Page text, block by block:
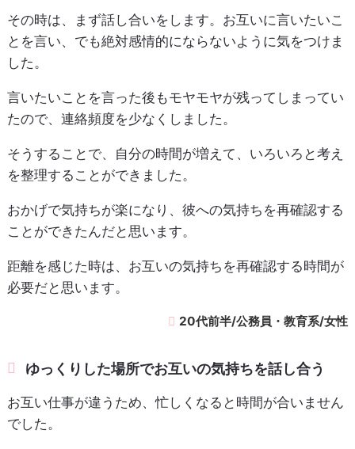
その時は、まず話し合いをします。お互いに言いたいこ
とを言い、でも絶対感情的にならないように気をつけま
した。
言いたいことを言った後もモヤモヤが残ってしまってい
たので、連絡頻度を少なくしました。
そうすることで、自分の時間が増えて、いろいろと考え
を整理することができました。
おかげで気持ちが楽になり、彼への気持ちを再確認する
ことができたんだと思います。
距離を感じた時は、お互いの気持ちを再確認する時間が
必要だと思います。
20代前半/公務員・教育系/女性
ゆっくりした場所でお互いの気持ちを話し合う
お互い仕事が違うため、忙しくなると時間が合いません
でした。